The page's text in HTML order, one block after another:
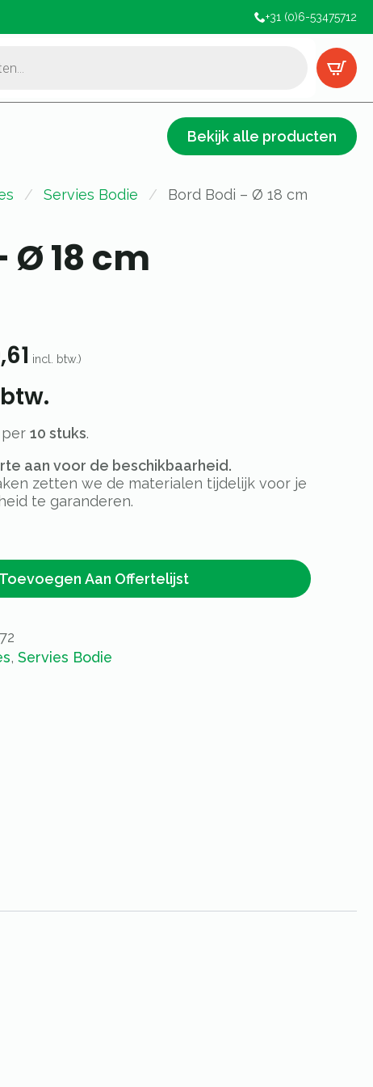
+31 (0)6-53475712
Bekijk alle producten
Servies Bodie Bord Bodi – Ø 18 cm
Ø 18 cm
incl. btw.)
10 stuks.
aan voor de beschikbaarheid.
zetten we de materialen tijdelijk voor je
te garanderen.
Toevoegen Aan Offertelijst
, Servies Bodie